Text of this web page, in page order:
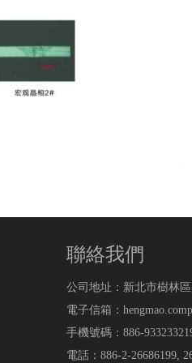
聯絡我們
公司地址：新北市樹林
電子信箱：
手機號碼：886-
電話：886-2-26686199,